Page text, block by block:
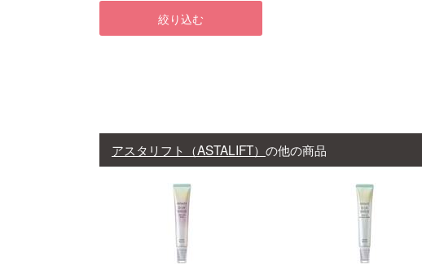
絞り込む
アスタリフト（ASTALIFT） の他の商品